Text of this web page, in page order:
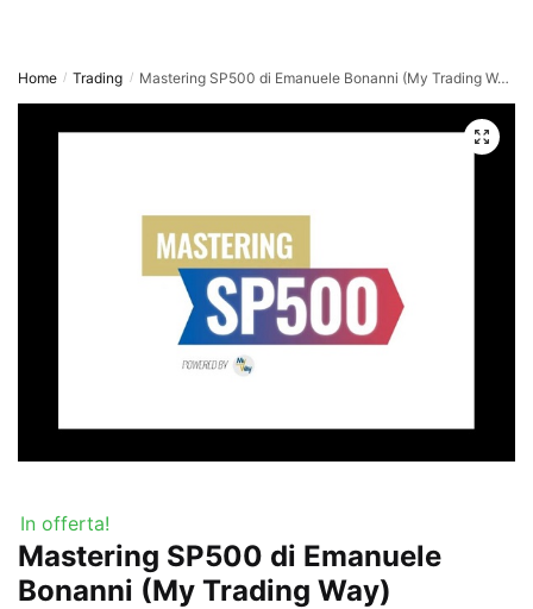
Home / Trading / Mastering SP500 di Emanuele Bonanni (My Trading Way)
In offerta!
Mastering SP500 di Emanuele
Bonanni (My Trading Way)